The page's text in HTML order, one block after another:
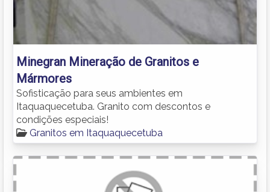
Minegran Mineração de Granitos e
Mármores
Sofisticação para seus ambientes em
Itaquaquecetuba. Granito com descontos e
condições especiais!
Granitos em Itaquaquecetuba